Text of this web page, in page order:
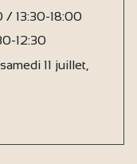
/ 13:30-18:00
12:30
11 juillet,